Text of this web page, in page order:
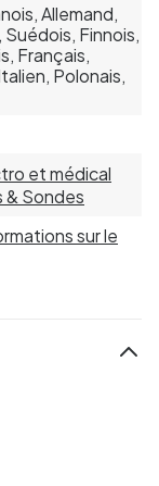
Allemand,
Finnois,
Français,
Polonais,
et médical
& Sondes
sur le